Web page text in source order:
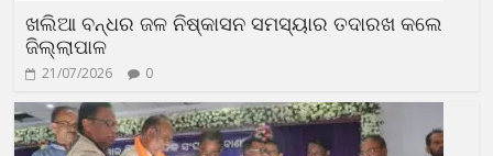
ଖଲିଆ ବନ୍ଧର ଜଳ ନିଷ୍କାସନ ସମସ୍ୟାର ତଦାରଖ କଲେ
ଜିଲ୍ଲାପାଳ
21/07/2026 0